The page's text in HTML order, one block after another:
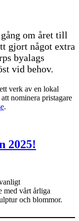
om året till
gjort något extra
byalags
vid behov.
verk av en lokal
nominera pristagare
.
2025!
med vårt årliga
och blommor.